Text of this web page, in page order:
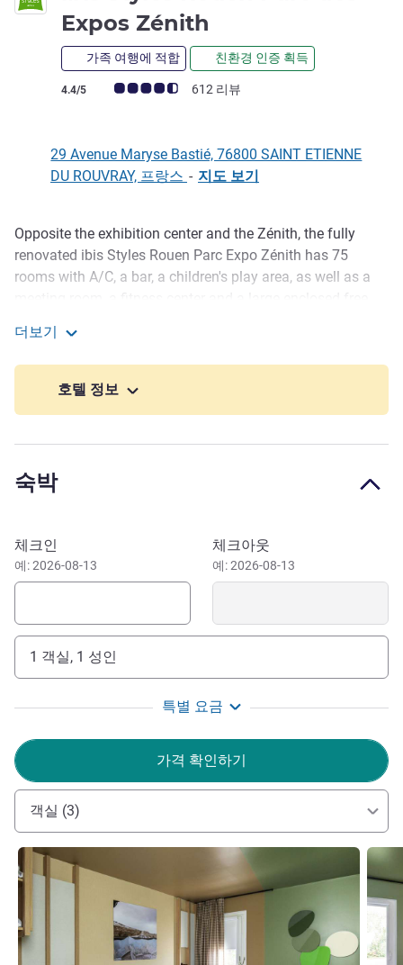
Expos Zénith
가족 여행에 적합 친환경 인증 획득
고객 평점 (ALL 평가)
4.4/5 612 리뷰
29 Avenue Maryse Bastié, 76800 SAINT ETIENNE
DU ROUVRAY, 프랑스 - 지도 보기
호텔설명
Opposite the exhibition center and the Zénith, the fully
renovated ibis Styles Rouen Parc Expo Zénith has 75
rooms with A/C, a bar, a children's play area, as well as a
of the hotel. Rouen city center can be reached in about 20
minutes with bus line 4 which stops in front of the hotel.
Only 15 minutes from Rouen city center by public
Cathedral, Place du Vieux Marché, the Gros Horloge, the
stopover on the A13, located on the route between Caen,
Hotel opposite the Zénith and Rouen exhibition center.
Near Madrillet innovation park, the uni campus Cité du
Certified Green Key 2025
business and leisure stays. Don't forget your sports kit for
a work-out in our fitness center!
Frank Pfeffer 호텔 관리
더보기
호텔 정보
숙박
이 호텔 예약하기
체크인
예: 2026-08-13
체크아웃
예: 2026-08-13
1 객실, 1 성인
특별 요금
가격 확인하기
객실 (3)
세부 정보 보기 세부